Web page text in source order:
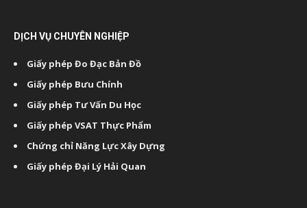
DỊCH VỤ CHUYÊN NGHIỆP
Giấy phép Đo Đạc Bản Đồ
Giấy phép Bưu Chính
Giấy phép Tư Vấn Du Học
Giấy phép VSAT Thực Phẩm
Chứng chỉ Năng Lực Xây Dựng
Giấy phép Đại Lý Hải Quan